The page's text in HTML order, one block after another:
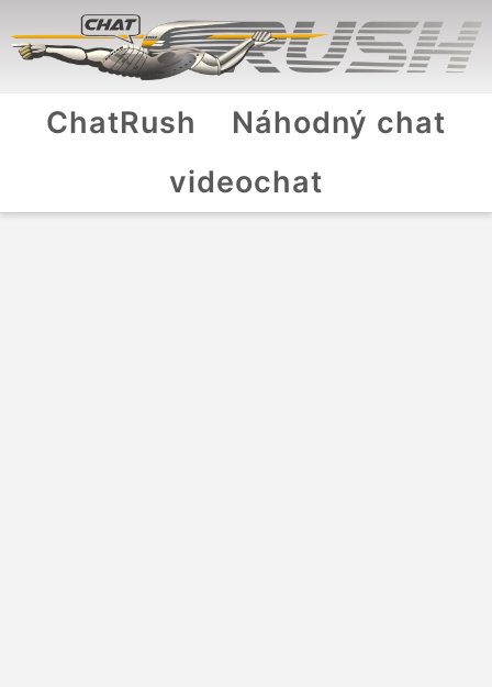
ChatRush
Náhodný chat
videochat